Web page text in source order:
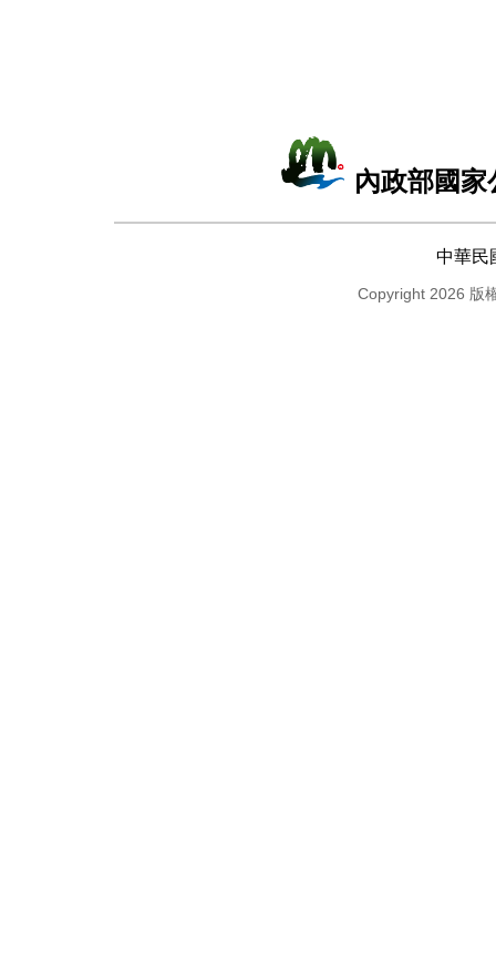
內政部國
中華民
Copyright 2026 版